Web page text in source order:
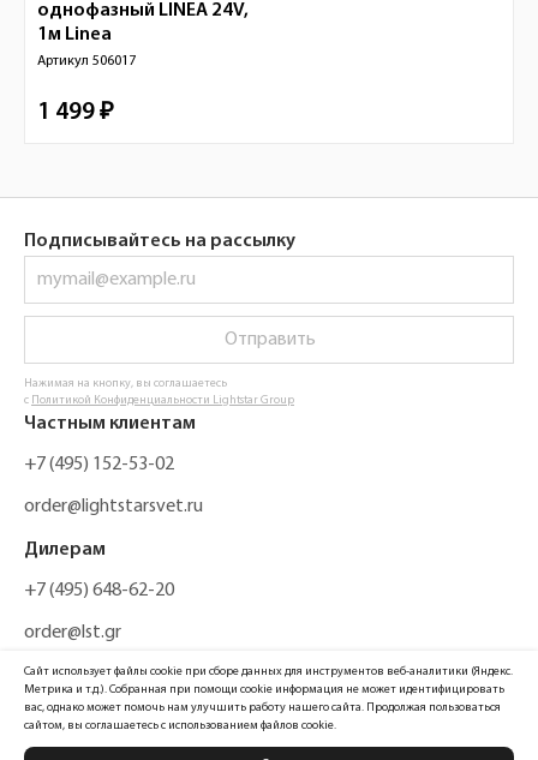
однофазный LINEA 24V,
1м Linea
Артикул 506017
1 499 ₽
Подписывайтесь на рассылку
Отправить
Нажимая на кнопку, вы соглашаетесь
с Политикой Конфиденциальности Lightstar Group
Частным клиентам
+7 (495) 152-53-02
order@lightstarsvet.ru
Дилерам
+7 (495) 648-62-20
order@lst.gr
Сайт использует файлы cookie при сборе данных для инструментов веб-аналитики (Яндекс.
Метрика и т.д.). Собранная при помощи cookie информация не может идентифицировать
вас, однако может помочь нам улучшить работу нашего сайта. Продолжая пользоваться
сайтом, вы соглашаетесь с использованием файлов cookie.